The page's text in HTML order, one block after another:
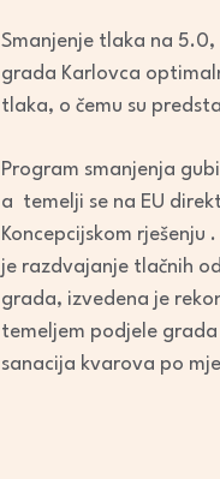
Smanjenje tlaka na
grada Karlovca
tlaka, o čemu su
Program smanjenja
a temelji se na EU
Koncepcijskom
je razdvajanje tlačnih
grada, izvedena je
temeljem podjele
sanacija kvarova po